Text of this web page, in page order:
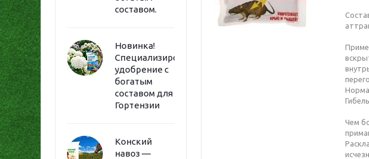
составом.
Новинка!
Специализированное
удобрение с
богатым
составом для
Гортензии
Конский
навоз —
Норма
Чем